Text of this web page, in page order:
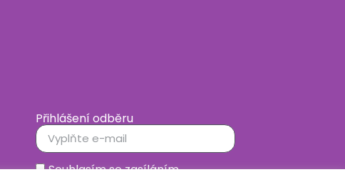
Přihlášení odběru
Souhlasím se zasíláním